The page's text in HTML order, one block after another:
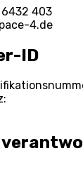
403
4.de
ID